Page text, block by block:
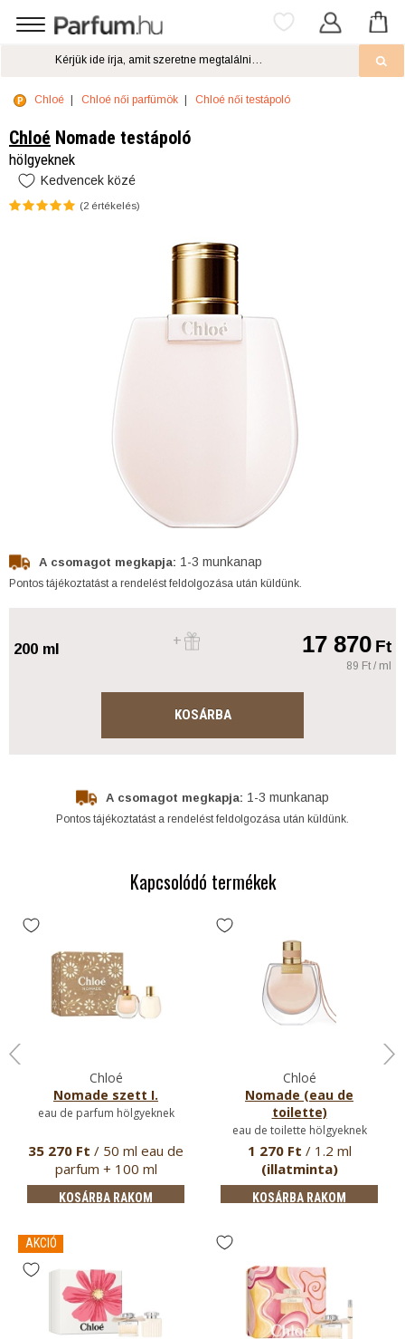
Chloé Chloé női parfümök Chloé női testápoló
Chloé Nomade testápoló
hölgyeknek
Kedvencek közé
(2 értékelés)
A csomagot megkapja: 1-3 munkanap
Pontos tájékoztatást a rendelést feldolgozása után küldünk.
200 ml 17 870Ft
89 Ft / ml
KOSÁRBA
A csomagot megkapja: 1-3 munkanap
Pontos tájékoztatást a rendelést feldolgozása után küldünk.
Kapcsolódó termékek
Chloé
Nomade szett I.
eau de parfum hölgyeknek
35 270 Ft / 50 ml eau de
parfum + 100 ml
testápoló
KOSÁRBA RAKOM
Chloé
Nomade (eau de
toilette)
eau de toilette hölgyeknek
1 270 Ft / 1.2 ml
(illatminta)
KOSÁRBA RAKOM
AKCIÓ